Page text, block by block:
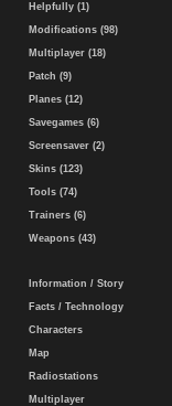
Helpfully (1)
Modifications (98)
Multiplayer (18)
Patch (9)
Planes (12)
Savegames (6)
Screensaver (2)
Skins (123)
Tools (74)
Trainers (6)
Weapons (43)
Information / Story
Facts / Technology
Characters
Map
Radiostations
Multiplayer